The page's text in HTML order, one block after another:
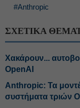
#Anthropic
ΣΧΕΤΙΚΑ
Χακάρουν...
OpenAI
Anthropic: Τα
συστήματα τριών